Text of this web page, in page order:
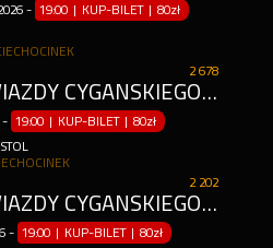
- 19:00 | KUP-BILET |80zł
2 678
INEZ & GWIAZDY CYGAŃSKIEGO TABORU I SHOW TANECZNE
- 19:00 | KUP-BILET |80zł
2 202
INEZ & GWIAZDY CYGAŃSKIEGO TABORU I SHOW TANECZNE
- 19:00 | KUP-BILET |80zł